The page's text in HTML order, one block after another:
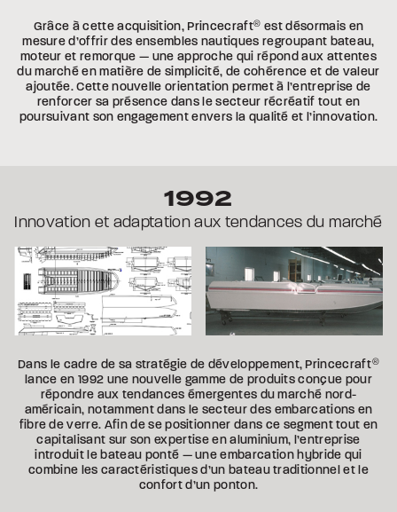
Grâce à cette acquisition, Princecraft® est désormais en
mesure d’offrir des ensembles nautiques regroupant bateau,
moteur et remorque — une approche qui répond aux attentes
du marché en matière de simplicité, de cohérence et de valeur
ajoutée. Cette nouvelle orientation permet à l’entreprise de
renforcer sa présence dans le secteur récréatif tout en
poursuivant son engagement envers la qualité et l’innovation.
1992
Innovation et adaptation aux tendances du marché
Dans le cadre de sa stratégie de développement, Princecraft®
lance en 1992 une nouvelle gamme de produits conçue pour
répondre aux tendances émergentes du marché nord-
américain, notamment dans le secteur des embarcations en
fibre de verre. Afin de se positionner dans ce segment tout en
capitalisant sur son expertise en aluminium, l’entreprise
introduit le bateau ponté — une embarcation hybride qui
combine les caractéristiques d’un bateau traditionnel et le
confort d’un ponton.